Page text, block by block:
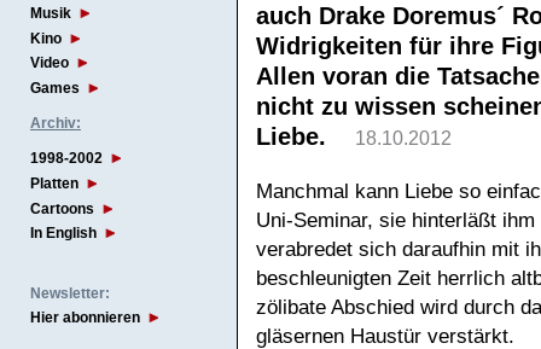
Musik
Kino
Video
Games
Archiv:
1998-2002
Platten
Cartoons
In English
Newsletter:
Hier abonnieren
auch Drake Doremus´
Widrigkeiten für ihre
Allen voran die
nicht zu wissen
Liebe.
18.10.2012
Manchmal kann Liebe so
Uni-Seminar, sie hinterläßt
verabredet sich daraufhin mit
beschleunigten Zeit herrlich
zölibate Abschied wird durch
gläsernen Haustür verstärkt.